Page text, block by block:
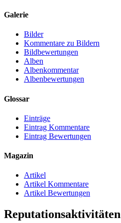
Galerie
Bilder
Kommentare zu Bildern
Bildbewertungen
Alben
Albenkommentar
Albenbewertungen
Glossar
Einträge
Eintrag Kommentare
Eintrag Bewertungen
Magazin
Artikel
Artikel Kommentare
Artikel Bewertungen
Reputationsaktivitäten